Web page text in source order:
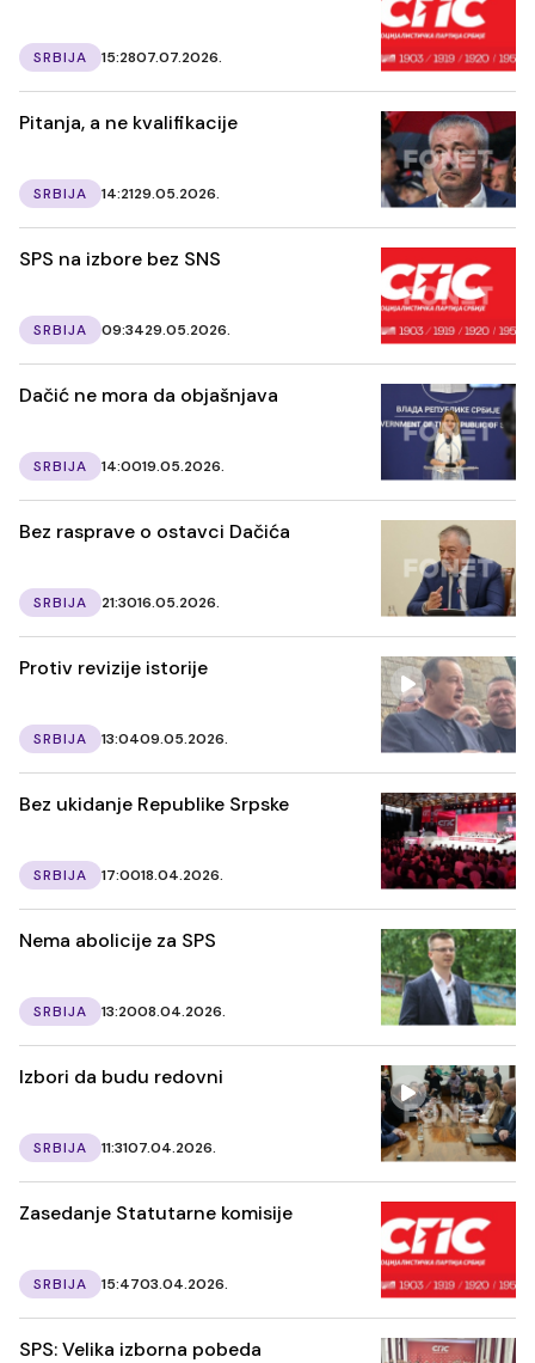
SRBIJA 15:2807.07.2026.
Pitanja, a ne kvalifikacije
SRBIJA 14:2129.05.2026.
SPS na izbore bez SNS
SRBIJA 09:3429.05.2026.
Dačić ne mora da objašnjava
SRBIJA 14:0019.05.2026.
Bez rasprave o ostavci Dačića
SRBIJA 21:3016.05.2026.
Protiv revizije istorije
SRBIJA 13:0409.05.2026.
Bez ukidanje Republike Srpske
SRBIJA 17:0018.04.2026.
Nema abolicije za SPS
SRBIJA 13:2008.04.2026.
Izbori da budu redovni
SRBIJA 11:3107.04.2026.
Zasedanje Statutarne komisije
SRBIJA 15:4703.04.2026.
SPS: Velika izborna pobeda